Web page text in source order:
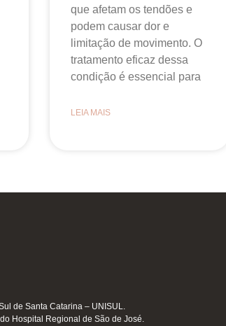
que afetam os tendões e
podem causar dor e
limitação de movimento. O
tratamento eficaz dessa
condição é essencial para
LEIA MAIS
de Santa Catarina – UNISUL.
Hospital Regional de São de José.